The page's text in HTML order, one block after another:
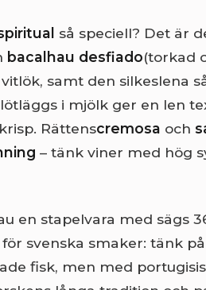
så speciell? Det är
bacalhau desfiado(torkad
samt den silkeslena
i mjölk ger en len
Rättenscremosa och
– tänk viner med hög
en stapelvara med sägs
svenska smaker: tänk
fisk, men med